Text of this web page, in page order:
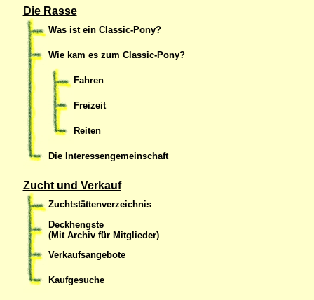
Die Rasse
Was ist ein Classic-Pony?
Wie kam es zum Classic-Pony?
Fahren
Freizeit
Reiten
Die Interessengemeinschaft
Zucht und Verkauf
Zuchtstättenverzeichnis
Deckhengste
(Mit Archiv für Mitglieder)
Verkaufsangebote
Kaufgesuche